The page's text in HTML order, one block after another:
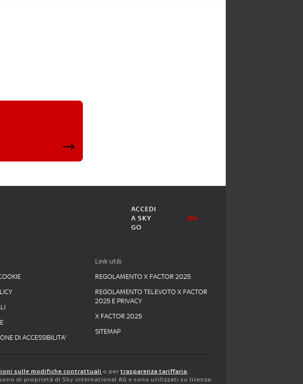
ACCEDI
A SKY
GO
DI ACCESSIBILITA'
Link utili:
REGOLAMENTO X FACTOR 2025
REGOLAMENTO TELEVOTO X FACTOR
2025 E PRIVACY
X FACTOR 2025
SITEMAP
sulle modifiche contrattuali o per trasparenza tariffaria,
di proprietà di Sky international AG e sono utilizzati su licenza.